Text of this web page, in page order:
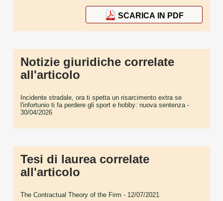
SCARICA IN PDF
Notizie giuridiche correlate
all'articolo
Incidente stradale, ora ti spetta un risarcimento extra se
l'infortunio ti fa perdere gli sport e hobby: nuova sentenza-
30/04/2026
Tesi di laurea correlate
all'articolo
The Contractual Theory of the Firm - 12/07/2021